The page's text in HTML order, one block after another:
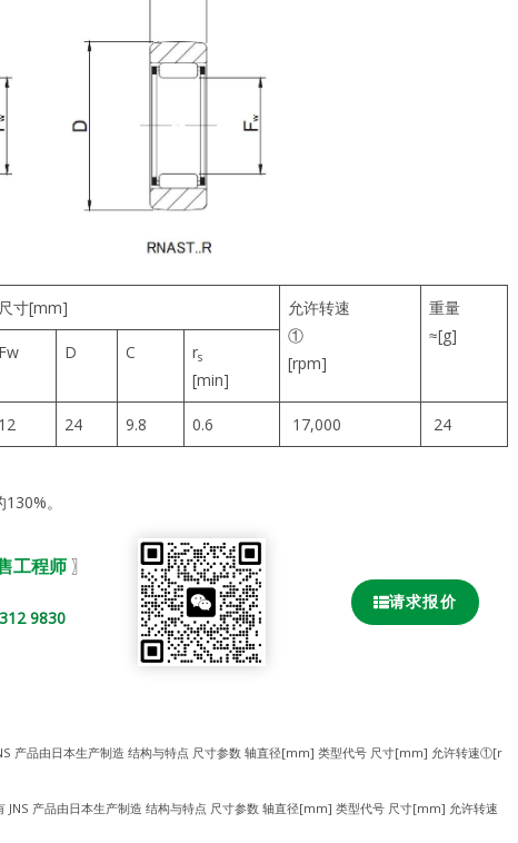
寸[mm]
允许转速
①
[rpm]
重量
≈[g]
D C rs
[min]
24 9.8 0.6 17,000 24
。
工程师〗
9830
请求报价
产品由日本生产制造 结构与特点 尺寸参数 轴直径[mm] 类型代号 尺寸[mm] 允许转速①[r
JNS 产品由日本生产制造 结构与特点 尺寸参数 轴直径[mm] 类型代号 尺寸[mm] 允许转速